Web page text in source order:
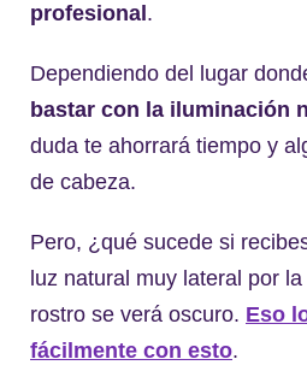
profesional .
Dependiendo del lugar
bastar con la iluminación
duda te ahorrará tiempo y
de cabeza.
Pero, ¿qué sucede si
luz natural muy lateral por
rostro se verá oscuro. Eso
fácilmente con esto.